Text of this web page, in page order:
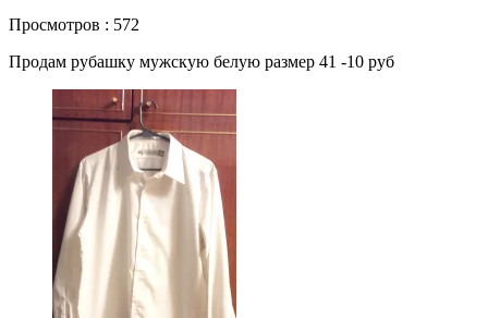
Просмотров : 572
Продам рубашку мужскую белую размер 41 -10 руб